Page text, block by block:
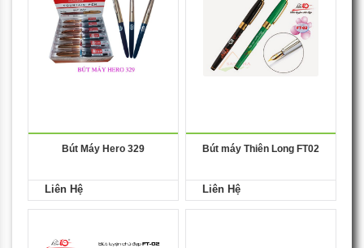
Bút Máy Hero 329
Liên Hệ
Bút máy Thiên Long FT02
Liên Hệ